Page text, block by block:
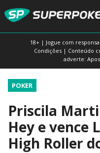
18+ | Jogue com
Condições | Conteúdo
adverte:
POKER
Priscila
Hey e vence
High Roller